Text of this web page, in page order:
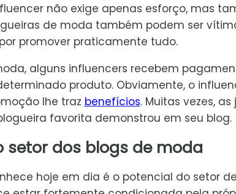
não exige apenas esforço, mas
de moda também podem ser
promover praticamente tudo.
alguns influencers recebem
produto. Obviamente, o
lhe traz benefícios. Muitas vezes,
favorita demonstrou em seu blog.
setor dos blogs de moda
hoje em dia é o potencial do setor